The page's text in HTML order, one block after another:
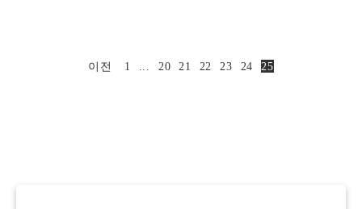
이전 1 ... 20 21 22 23 24 25